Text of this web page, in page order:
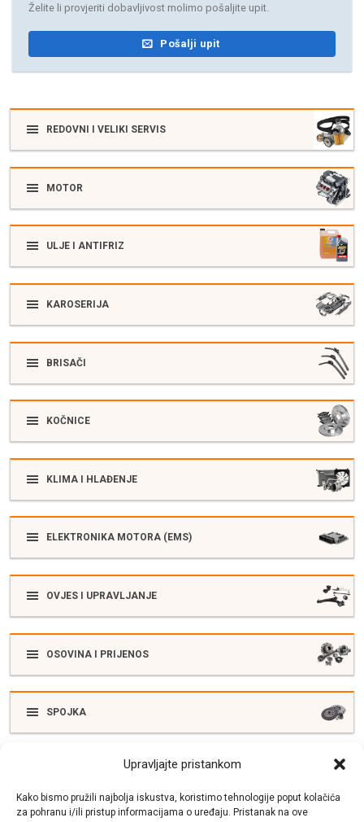
Upravljajte pristankom
Kako bismo pružili najbolja iskustva, koristimo tehnologije poput kolačića
za pohranu i/ili pristup informacijama o uređaju. Pristanak na ove
Želite li provjeriti dobavljivost molimo pošaljite upit.
Pošalji upit
REDOVNI I VELIKI SERVIS
MOTOR
ULJE I ANTIFRIZ
KAROSERIJA
BRISAČI
KOČNICE
KLIMA I HLAĐENJE
ELEKTRONIKA MOTORA (EMS)
OVJES I UPRAVLJANJE
OSOVINA I PRIJENOS
SPOJKA